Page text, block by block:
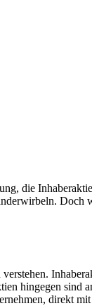
die
Doch
hingegen sind
direkt